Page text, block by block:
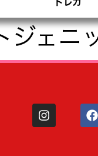
トレカ
ジェニ